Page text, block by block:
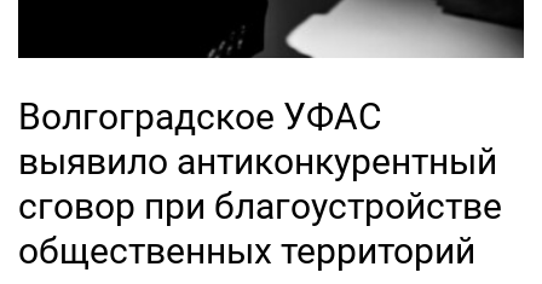
Волгоградское УФАС
выявило антиконкурентный
сговор при благоустройстве
общественных территорий